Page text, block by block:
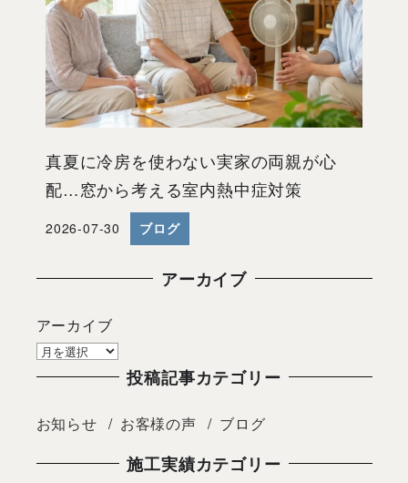
真夏に冷房を使わない実家の両親が心
配…窓から考える室内熱中症対策
投稿日
2026-07-30 ブログ
アーカイブ
アーカイブ
投稿記事カテゴリー
お知らせ お客様の声 ブログ
施工実績カテゴリー